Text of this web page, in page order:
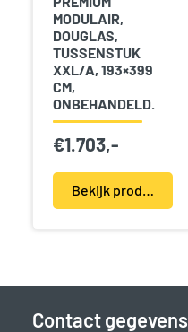
MODULAIR,
DOUGLAS,
TUSSENSTUK
XXL/A, 193×399
CM,
ONBEHANDELD.
€1.703,-
Bekijk product(en)
Contact gegevens